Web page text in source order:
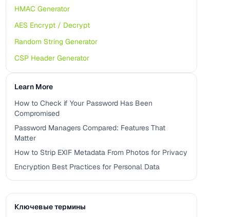
HMAC Generator
AES Encrypt / Decrypt
Random String Generator
CSP Header Generator
Learn More
How to Check if Your Password Has Been
Compromised
Password Managers Compared: Features That
Matter
How to Strip EXIF Metadata From Photos for Privacy
Encryption Best Practices for Personal Data
Ключевые термины